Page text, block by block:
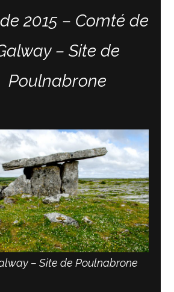
2015 – Comté de
– Site de
Poulnabrone
– Site de Poulnabrone